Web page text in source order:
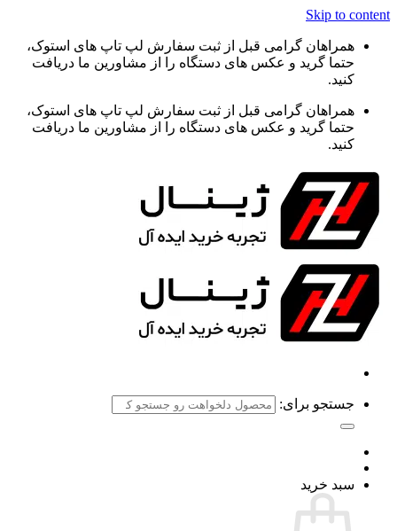
Skip to content
همراهان گرامی قبل از ثبت سفارش لپ تاپ های استوک،
حتما گرید و عکس های دستگاه را از مشاورین ما دریافت
کنید.
همراهان گرامی قبل از ثبت سفارش لپ تاپ های استوک،
حتما گرید و عکس های دستگاه را از مشاورین ما دریافت
کنید.
جستجو برای:
سبد خرید